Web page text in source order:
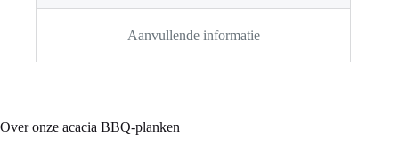
Aanvullende informatie
Over onze acacia BBQ-planken